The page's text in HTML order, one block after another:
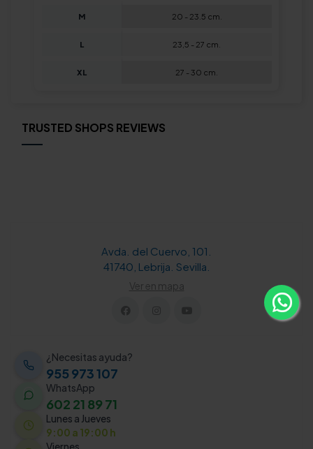
M 20 - 23.5 cm.
L 23,5 - 27 cm.
XL 27 - 30 cm.
TRUSTED SHOPS REVIEWS
Avda. del Cuervo, 101.
41740, Lebrija. Sevilla.
Ver en mapa
¿Necesitas ayuda?
955 973 107
WhatsApp
602 21 89 71
Lunes a Jueves
9:00 a 19:00 h